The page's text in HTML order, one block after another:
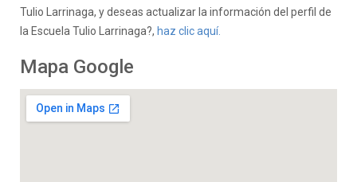
Tulio Larrinaga, y deseas actualizar la información del perfil de
la Escuela Tulio Larrinaga?, haz clic aquí.
Mapa Google